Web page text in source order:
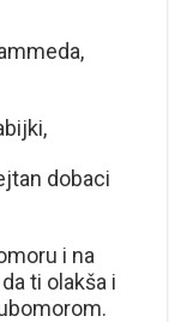
dobaci
i na
ti olakša i